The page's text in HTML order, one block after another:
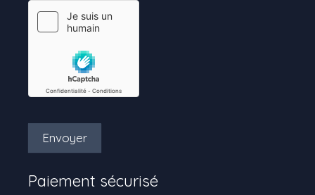
Envoyer
Paiement sécurisé